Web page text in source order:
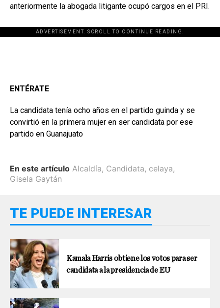
anteriormente la abogada litigante ocupó cargos en el PRI.
ADVERTISEMENT. SCROLL TO CONTINUE READING.
ENTÉRATE
La candidata tenía ocho años en el partido guinda y se
convirtió en la primera mujer en ser candidata por ese
partido en Guanajuato
En este artículo Alcaldía, Candidata, celaya,
Gisela Gaytán
TE PUEDE INTERESAR
Kamala Harris obtiene los votos para ser
candidata a la presidencia de EU